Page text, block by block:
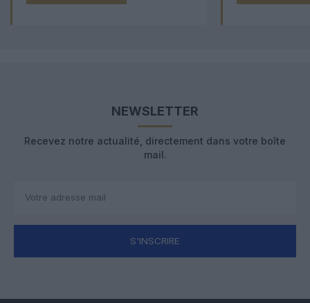
NEWSLETTER
Recevez notre actualité, directement dans votre boîte
mail.
S'INSCRIRE